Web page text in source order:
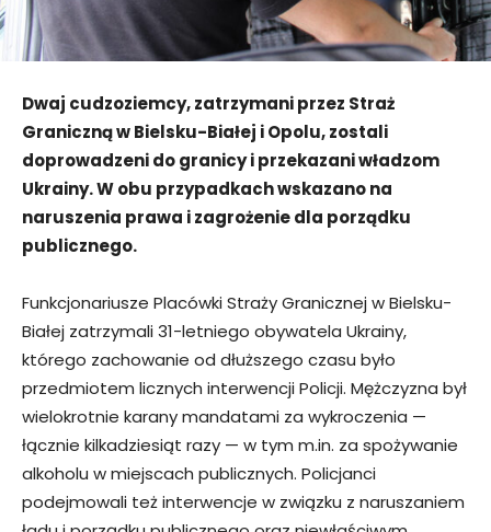
Dwaj cudzoziemcy, zatrzymani przez Straż
Graniczną w Bielsku-Białej i Opolu, zostali
doprowadzeni do granicy i przekazani władzom
Ukrainy. W obu przypadkach wskazano na
naruszenia prawa i zagrożenie dla porządku
publicznego.
Funkcjonariusze Placówki Straży Granicznej w Bielsku-
Białej zatrzymali 31-letniego obywatela Ukrainy,
którego zachowanie od dłuższego czasu było
przedmiotem licznych interwencji Policji. Mężczyzna był
wielokrotnie karany mandatami za wykroczenia —
łącznie kilkadziesiąt razy — w tym m.in. za spożywanie
alkoholu w miejscach publicznych. Policjanci
podejmowali też interwencje w związku z naruszaniem